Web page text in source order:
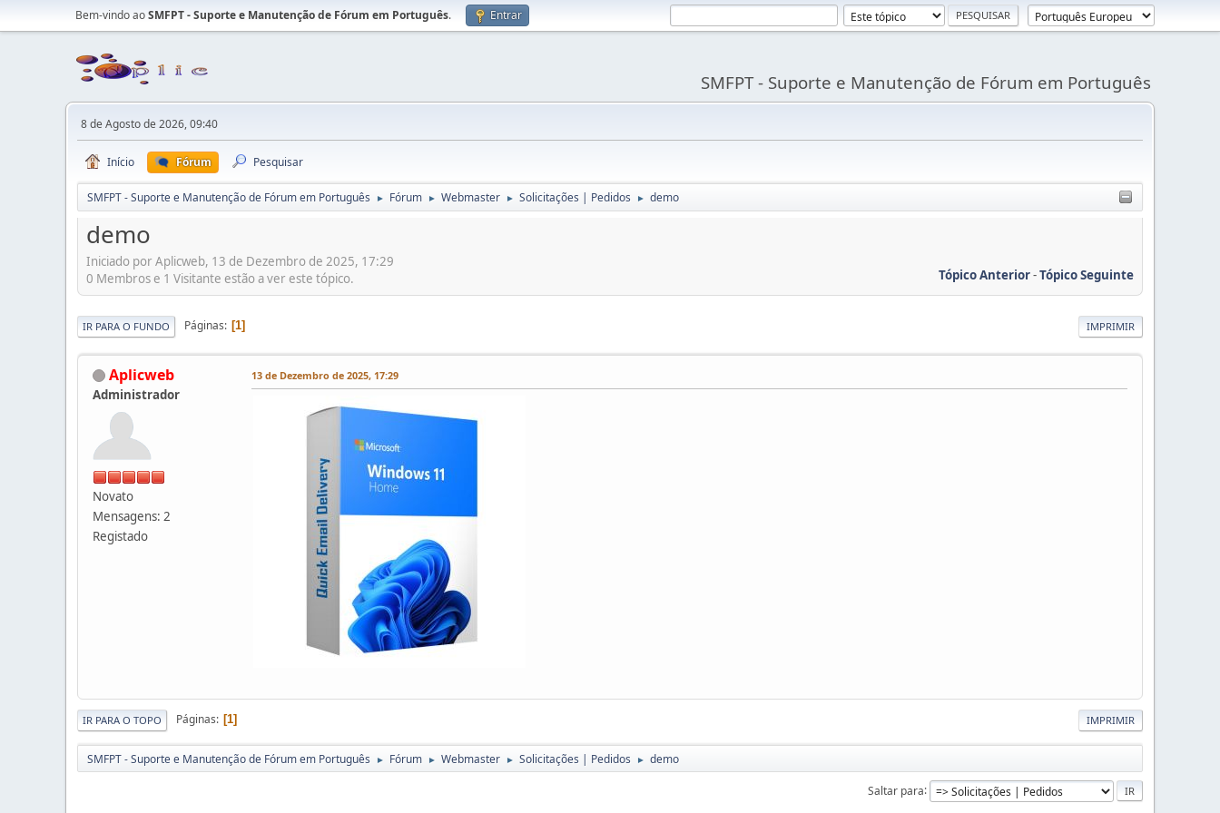
Bem-vindo aoSMFPT - Suporte e Manutenção de Fórum em Português. Entrar
SMFPT - Suporte e Manutenção de Fórum em Português
8 de Agosto de 2026, 09:40
Início Fórum Pesquisar
SMFPT - Suporte e Manutenção de Fórum em Português ► Fórum ► Webmaster ► Solicitações | Pedidos ► demo
demo
Iniciado por Aplicweb, 13 de Dezembro de 2025, 17:29
Tópico Anterior-Tópico Seguinte
0 Membros e 1 Visitante estão a ver este tópico.
IMPRIMIR
IR PARA O FUNDO Páginas 1
Aplicweb
Administrador
Novato
Mensagens: 2
Registado
13 de Dezembro de 2025, 17:29
IMPRIMIR
IR PARA O TOPO Páginas 1
SMFPT - Suporte e Manutenção de Fórum em Português ► Fórum ► Webmaster ► Solicitações | Pedidos ► demo
Saltar para